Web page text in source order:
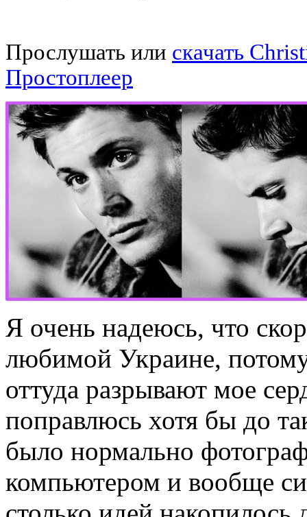
Прослушать или скачать
Простоплеер
Я очень надеюсь, что
любимой Украине,
оттуда разрывают мое
поправлюсь хотя бы до
было нормально
компьютером и вообще